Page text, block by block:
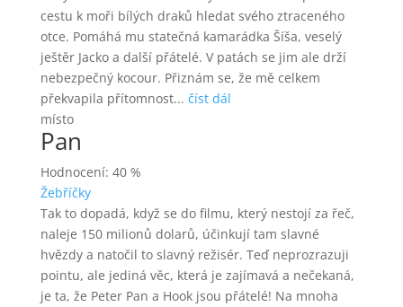
cestu k moři bílých draků hledat svého ztraceného
otce. Pomáhá mu statečná kamarádka Šíša, veselý
ještěr Jacko a další přátelé. V patách se jim ale drží
nebezpečný kocour. Přiznám se, že mě celkem
překvapila přítomnost... číst dál
místo
Pan
Hodnocení: 40 %
Žebříčky
Tak to dopadá, když se do filmu, který nestojí za řeč,
naleje 150 milionů dolarů, účinkují tam slavné
hvězdy a natočil to slavný režisér. Teď neprozrazuji
pointu, ale jediná věc, která je zajímavá a nečekaná,
je ta, že Peter Pan a Hook jsou přátelé! Na mnoha